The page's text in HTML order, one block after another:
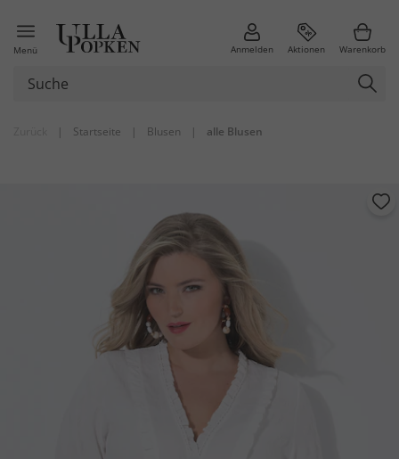
Menü Anmelden Aktionen Warenkorb
| Startseite | Blusen | alle Blusen